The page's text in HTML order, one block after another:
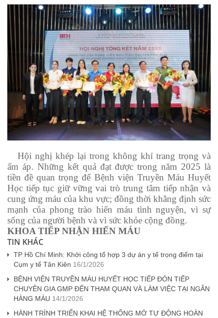
Hội nghị khép lại trong không khí trang trọng và
ấm áp. Những kết quả đạt được trong năm 2025 là
tiền đề quan trọng để Bệnh viện Truyền Máu Huyết
Học tiếp tục giữ vững vai trò trung tâm tiếp nhận và
cung ứng máu của khu vực; đồng thời khẳng định sức
mạnh của phong trào hiến máu tình nguyện, vì sự
sống của người bệnh và vì sức khỏe cộng đồng.
KHOA TIẾP NHẬN HIẾN MÁU
TIN KHÁC
TP Hồ Chí Minh: Khởi công tổ hợp 3 dự án y tế trọng điểm tại
Cụm y tế Tân Kiên 16/1/2026
BỆNH VIỆN TRUYỀN MÁU HUYẾT HỌC TIẾP ĐÓN TIẾP
CHUYÊN GIA GMP ĐẾN THAM QUAN VÀ LÀM VIỆC TẠI NGÂN
HÀNG MÁU 14/1/2026
HÀNH TRÌNH TRIỂN KHAI HỆ THỐNG MỞ TỰ ĐỘNG HOÀN